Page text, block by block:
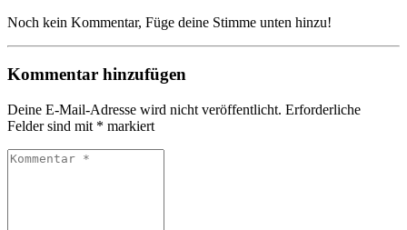
Noch kein Kommentar, Füge deine Stimme unten hinzu!
Kommentar hinzufügen
Deine E-Mail-Adresse wird nicht veröffentlicht. Erforderliche
Felder sind mit * markiert
Kommentar